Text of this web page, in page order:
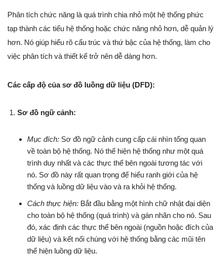
Phân tích chức năng là quá trình chia nhỏ một hệ thống phức
tạp thành các tiểu hệ thống hoặc chức năng nhỏ hơn, dễ quản lý
hơn. Nó giúp hiểu rõ cấu trúc và thứ bậc của hệ thống, làm cho
việc phân tích và thiết kế trở nên dễ dàng hơn.
Các cấp độ của sơ đồ luồng dữ liệu (DFD):
Sơ đồ ngữ cảnh:
Mục đích: Sơ đồ ngữ cảnh cung cấp cái nhìn tổng quan
về toàn bộ hệ thống. Nó thể hiện hệ thống như một quá
trình duy nhất và các thực thể bên ngoài tương tác với
nó. Sơ đồ này rất quan trọng để hiểu ranh giới của hệ
thống và luồng dữ liệu vào và ra khỏi hệ thống.
Cách thực hiện: Bắt đầu bằng một hình chữ nhật đại diện
cho toàn bộ hệ thống (quá trình) và gán nhãn cho nó. Sau
đó, xác định các thực thể bên ngoài (nguồn hoặc đích của
dữ liệu) và kết nối chúng với hệ thống bằng các mũi tên
thể hiện luồng dữ liệu.